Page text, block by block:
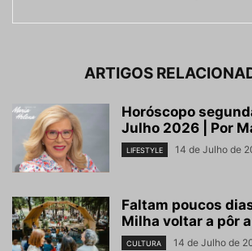
ARTIGOS
Horóscopo
Julho 2026 | Por
LIFESTYLE 14 de Julho de
Faltam poucos
Milha voltar a pôr
CULTURA 14 de Julho de